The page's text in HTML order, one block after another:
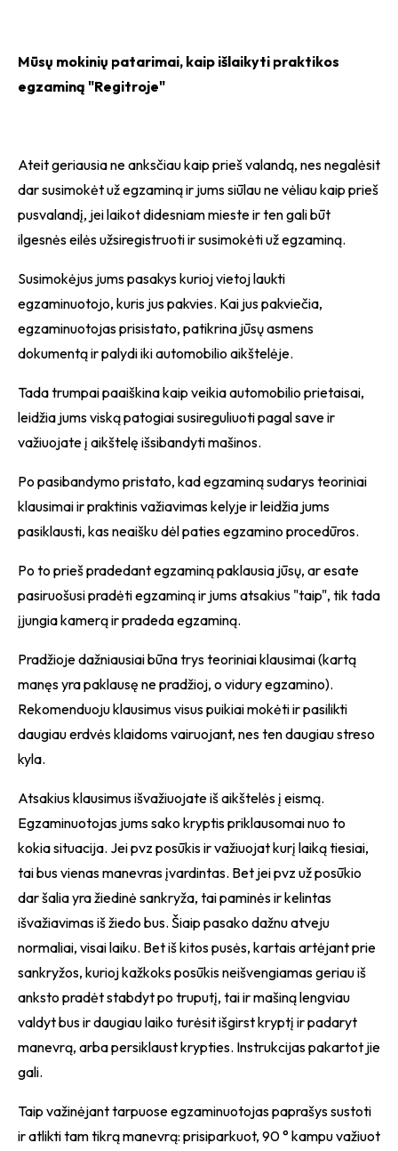
Mūsų mokinių patarimai, kaip išlaikyti praktikos
egzaminą "Regitroje"
Ateit geriausia ne anksčiau kaip prieš valandą, nes negalėsit
dar susimokėt už egzaminą ir jums siūlau ne vėliau kaip prieš
pusvalandį, jei laikot didesniam mieste ir ten gali būt
ilgesnės eilės užsiregistruoti ir susimokėti už egzaminą.
Susimokėjus jums pasakys kurioj vietoj laukti
egzaminuotojo, kuris jus pakvies. Kai jus pakviečia,
egzaminuotojas prisistato, patikrina jūsų asmens
dokumentą ir palydi iki automobilio aikštelėje.
Tada trumpai paaiškina kaip veikia automobilio prietaisai,
leidžia jums viską patogiai susireguliuoti pagal save ir
važiuojate į aikštelę išsibandyti mašinos.
Po pasibandymo pristato, kad egzaminą sudarys teoriniai
klausimai ir praktinis važiavimas kelyje ir leidžia jums
pasiklausti, kas neaišku dėl paties egzamino procedūros.
Po to prieš pradedant egzaminą paklausia jūsų, ar esate
pasiruošusi pradėti egzaminą ir jums atsakius "taip", tik tada
įjungia kamerą ir pradeda egzaminą.
Pradžioje dažniausiai būna trys teoriniai klausimai (kartą
manęs yra paklausę ne pradžioj, o vidury egzamino).
Rekomenduoju klausimus visus puikiai mokėti ir pasilikti
daugiau erdvės klaidoms vairuojant, nes ten daugiau streso
kyla.
Atsakius klausimus išvažiuojate iš aikštelės į eismą.
Egzaminuotojas jums sako kryptis priklausomai nuo to
kokia situacija. Jei pvz posūkis ir važiuojat kurį laiką tiesiai,
tai bus vienas manevras įvardintas. Bet jei pvz už posūkio
dar šalia yra žiedinė sankryža, tai paminės ir kelintas
išvažiavimas iš žiedo bus. Šiaip pasako dažnu atveju
normaliai, visai laiku. Bet iš kitos pusės, kartais artėjant prie
sankryžos, kurioj kažkoks posūkis neišvengiamas geriau iš
anksto pradėt stabdyt po truputį, tai ir mašiną lengviau
valdyt bus ir daugiau laiko turėsit išgirst kryptį ir padaryt
manevrą, arba persiklaust krypties. Instrukcijas pakartot jie
gali.
Taip važinėjant tarpuose egzaminuotojas paprašys sustoti
ir atlikti tam tikrą manevrą: prisiparkuot, 90 ° kampu važiuot